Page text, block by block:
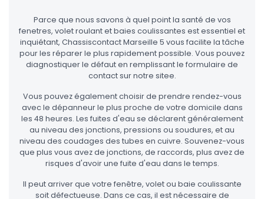
Parce que nous savons à quel point la santé de vos
fenetres, volet roulant et baies coulissantes est essentiel et
inquiétant, Chassiscontact Marseille 5 vous facilite la tâche
pour les réparer le plus rapidement possible. Vous pouvez
diagnostiquer le défaut en remplissant le formulaire de
contact sur notre sitee.
Vous pouvez également choisir de prendre rendez-vous
avec le dépanneur le plus proche de votre domicile dans
les 48 heures. Les fuites d'eau se déclarent généralement
au niveau des jonctions, pressions ou soudures, et au
niveau des coudages des tubes en cuivre. Souvenez-vous
que plus vous avez de jonctions, de raccords, plus avez de
risques d'avoir une fuite d'eau dans le temps.
Il peut arriver que votre fenêtre, volet ou baie coulissante
soit défectueuse. Dans ce cas, il est nécessaire de